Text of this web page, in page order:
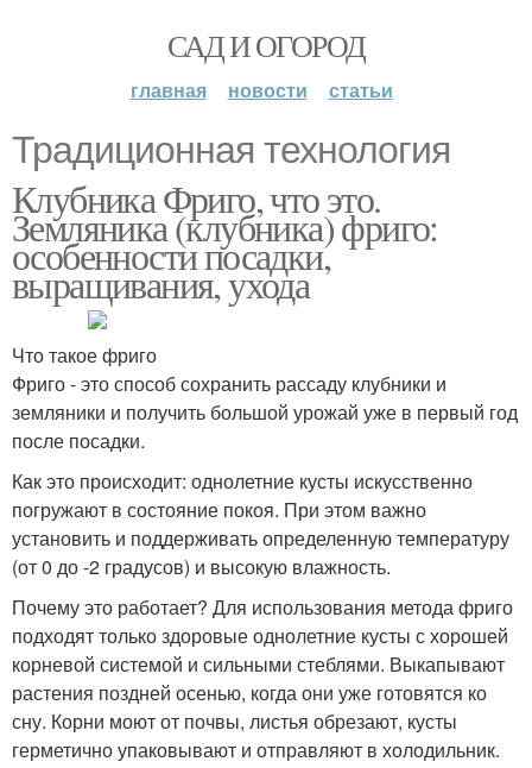
САД И ОГОРОД
главная новости статьи
Традиционная технология
Клубника Фриго, что это.
Земляника (клубника) фриго:
особенности посадки,
выращивания, ухода
Что такое фриго
Фриго - это способ сохранить рассаду клубники и
земляники и получить большой урожай уже в первый год
после посадки.
Как это происходит: однолетние кусты искусственно
погружают в состояние покоя. При этом важно
установить и поддерживать определенную температуру
(от 0 до -2 градусов) и высокую влажность.
Почему это работает? Для использования метода фриго
подходят только здоровые однолетние кусты с хорошей
корневой системой и сильными стеблями. Выкапывают
растения поздней осенью, когда они уже готовятся ко
сну. Корни моют от почвы, листья обрезают, кусты
герметично упаковывают и отправляют в холодильник.